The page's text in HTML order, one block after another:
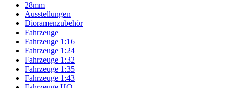
28mm
Ausstellungen
Dioramenzubehör
Fahrzeuge
Fahrzeuge 1:16
Fahrzeuge 1:24
Fahrzeuge 1:32
Fahrzeuge 1:35
Fahrzeuge 1:43